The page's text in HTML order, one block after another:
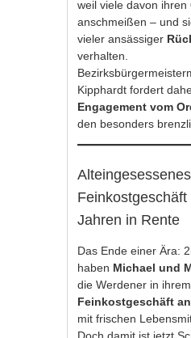
weil viele davon ihren
anschmeißen – und
vieler ansässiger
verhalten.
Kipphardt fordert
Engagement vom
den besonders
Alteingesessenes
Jahren in Rente
Das Ende einer Ära:
haben Michael und
die Werdener in ihrem
Feinkostgeschäft
mit frischen